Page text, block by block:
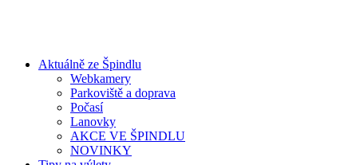
Aktuálně ze Špindlu
Webkamery
Parkoviště a doprava
Počasí
Lanovky
AKCE VE ŠPINDLU
NOVINKY